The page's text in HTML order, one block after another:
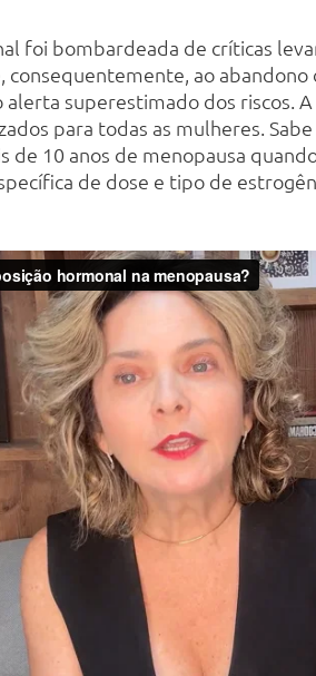
foi bombardeada de críticas
consequentemente, ao
superestimado dos riscos.
para todas as mulheres.
de 10 anos de menopausa
de dose e tipo de